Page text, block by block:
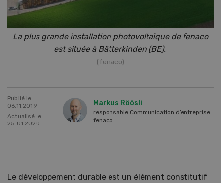
La plus grande installation photovoltaïque de fenaco
est située à Bätterkinden (BE).
(fenaco)
Publié le
06.11.2019
Actualisé le
25.01.2020
Markus Röösli
responsable Communication d’entreprise
fenaco
Le développement durable est un élément constitutif